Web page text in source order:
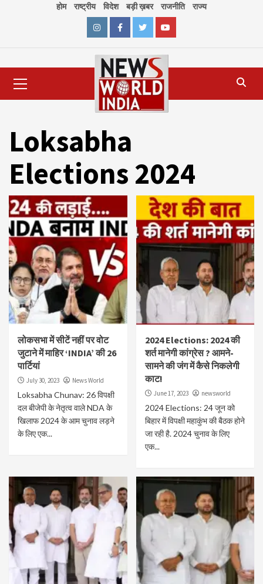
होम राष्ट्रीय विदेश बड़ी ख़बर राजनीति राज्य
InstagramFacebookTwitterYoutube
Menu
Loksabha
Elections 2024
लोकसभा में सीटें नहीं पर वोट
जुटाने में माहिर ‘INDIA’ की 26
पार्टियां
July 30, 2023 News World
Loksabha Chunav: 26 विपक्षी
दल बीजेपी के नेतृत्व वाले NDA के
खिलाफ 2024 के आम चुनाव लड़ने
के लिए एक...
2024 Elections: 2024 की
शर्त मानेगी कांग्रेस ? आमने-
सामने की जंग में कैसे निकलेगी
काट!
June 17, 2023 newsworld
2024 Elections: 24 जून को
बिहार में विपक्षी महाकुंभ की बैठक होने
जा रही है. 2024 चुनाव के लिए
एक...